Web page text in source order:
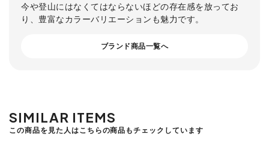
今や登山にはなくてはならないほどの存在感を放ってお
り、豊富なカラーバリエーションも魅力です。
ブランド商品一覧へ
SIMILAR ITEMS
この商品を見た人はこちらの商品もチェックしています